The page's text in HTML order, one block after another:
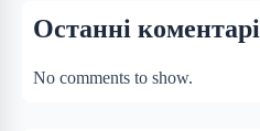
Останні коментарі
No comments to show.